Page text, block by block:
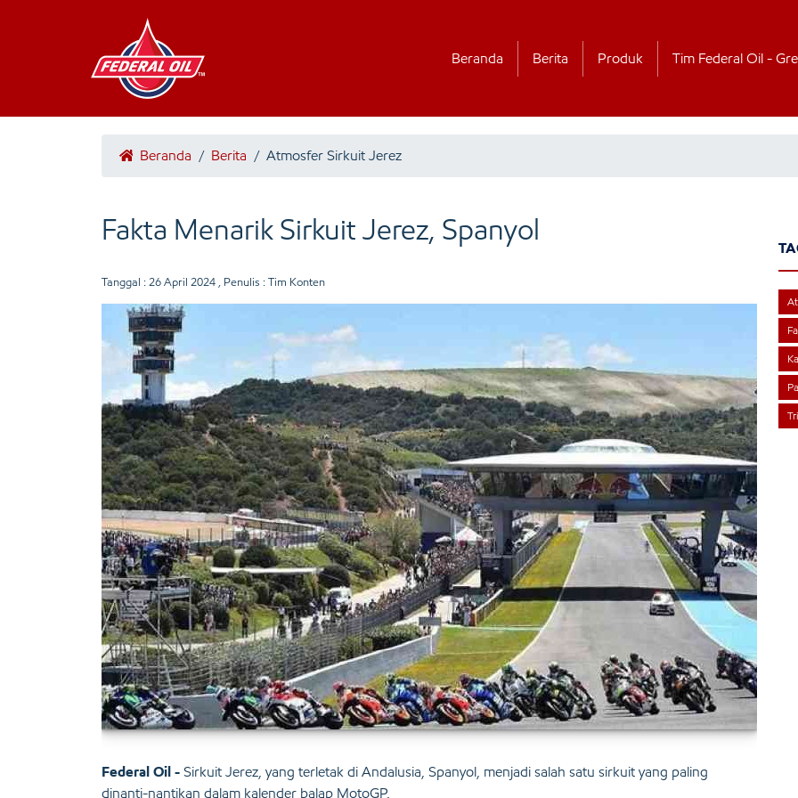
Beranda Berita Produk Tim Federal Oil -
Beranda / Berita / Atmosfer Sirkuit Jerez
Fakta Menarik Sirkuit Jerez, Spanyol
Tanggal : 26 April 2024 , Penulis : Tim Konten
Federal Oil - Sirkuit Jerez, yang terletak di Andalusia, Spanyol, menjadi salah satu sirkuit yang paling
dinanti-nantikan dalam kalender balap MotoGP.